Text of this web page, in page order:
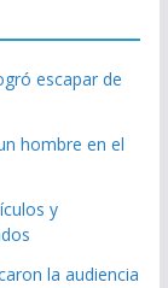
escapar de
hombre en el
y
la audiencia